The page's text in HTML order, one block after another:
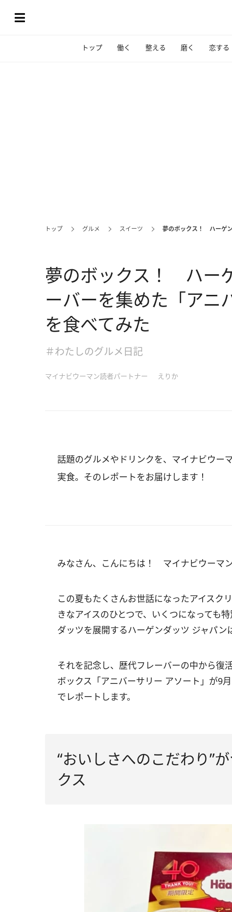
トップ 働く 整える 磨く 恋する
トップ グルメ スイーツ 夢のボックス！ ハーゲ
夢のボックス！ ハー
ーバーを集めた「アニ
を食べてみた
＃わたしのグルメ日記
マイナビウーマン読者パートナー えりか
話題のグルメやドリンクを、マイナビウー
実食。そのレポートをお届けします！
みなさん、こんにちは！ マイナビウーマ
この夏もたくさんお世話になったアイスク
きなアイスのひとつで、いくつになっても
ダッツを展開するハーゲンダッツ ジャパン
それを記念し、歴代フレーバーの中から復
ボックス「アニバーサリー アソート」が9
でレポートします。
“おいしさへのこだわり”
クス